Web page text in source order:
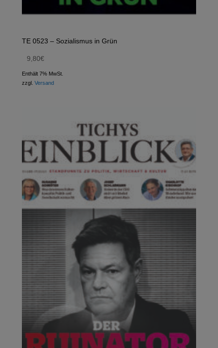
TE 0523 – Sozialismus in Grün
9,80€
Enthält 7% MwSt.
zzgl. Versand